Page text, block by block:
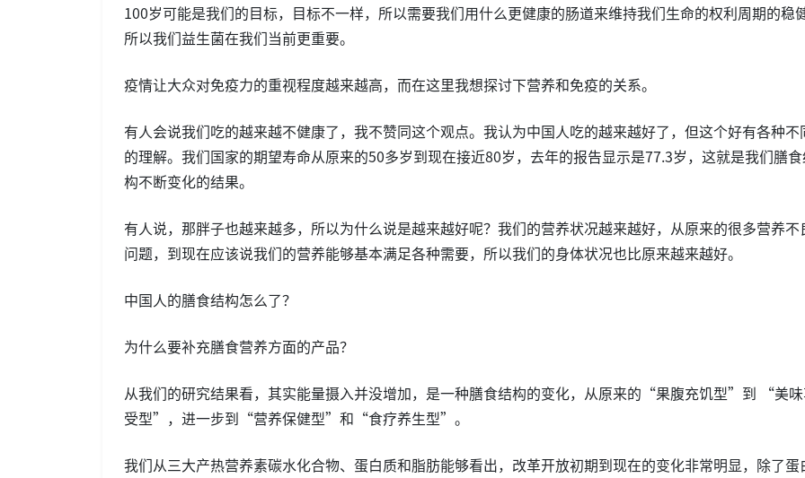
100岁可能是我们的目标，目标不一样，所以需要我们用什么更健康的肠道来维持我们生命的权利周期的稳
所以我们益生菌在我们当前更重要。
疫情让大众对免疫力的重视程度越来越高，而在这里我想探讨下营养和免疫的关系。
有人会说我们吃的越来越不健康了，我不赞同这个观点。我认为中国人吃的越来越好了，但这个好有各种不
的理解。我们国家的期望寿命从原来的50多岁到现在接近80岁，去年的报告显示是77.3岁，这就是我们膳
构不断变化的结果。
有人说，那胖子也越来越多，所以为什么说是越来越好呢？我们的营养状况越来越好，从原来的很多营养不
问题，到现在应该说我们的营养能够基本满足各种需要，所以我们的身体状况也比原来越来越好。
中国人的膳食结构怎么了？
为什么要补充膳食营养方面的产品？
从我们的研究结果看，其实能量摄入并没增加，是一种膳食结构的变化，从原来的“果腹充饥型”到 “美
受型”，进一步到“营养保健型”和“食疗养生型”。
我们从三大产热营养素碳水化合物、蛋白质和脂肪能够看出，改革开放初期到现在的变化非常明显，除了蛋